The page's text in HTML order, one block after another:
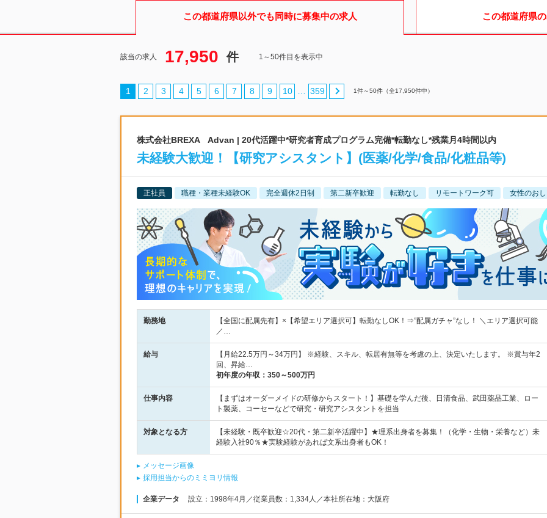
この都道府県以外でも同時に募集中の求人 この都道府県
該当の求人 17,950 件 1～50件目を表示中
1 2 3 4 5 6 7 8 9 10 … 359 1件～50件（全17,950件中）
株式会社BREXA Advan | 20代活躍中*研究者育成プログラム完備*転勤なし*残業月4時間以内
未経験大歓迎！【研究アシスタント】(医薬/化学/食品/化粧品等)
正社員 職種・業種未経験OK 完全週休2日制 第二新卒歓迎 転勤なし リモートワーク可 女性のお
勤務地
【全国に配属先有】×【希望エリア選択可】転勤なしOK！⇒”配属ガチャ”なし！ ＼エリア選択可能
／…
給与
【月給22.5万円～34万円】 ※経験、スキル、転居有無等を考慮の上、決定いたします。 ※賞与年2
回、昇給…
初年度の年収： 350～500万円
仕事内容
【まずはオーダーメイドの研修からスタート！】基礎を学んだ後、日清食品、武田薬品工業、ロー
ト製薬、コーセーなどで研究・研究アシスタントを担当
対象となる方
【未経験・既卒歓迎☆20代・第二新卒活躍中】★理系出身者を募集！（化学・生物・栄養など）未
経験入社90％★実験経験があれば文系出身者もOK！
メッセージ画像
採用担当からのミミヨリ情報
企業データ 設立：1998年4月／従業員数：1,334人／本社所在地：大阪府